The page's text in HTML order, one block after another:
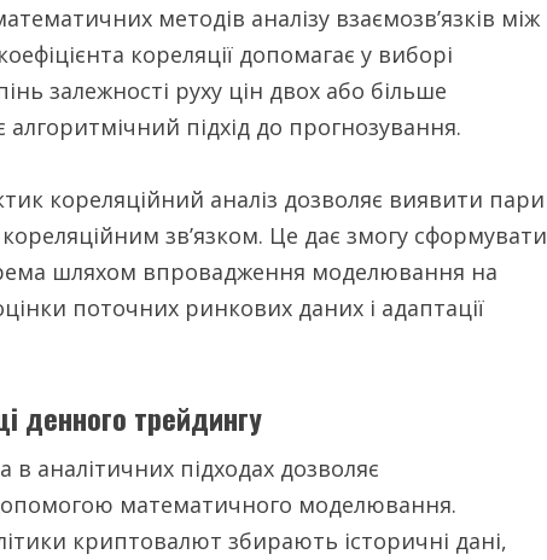
методів аналізу взаємозв’язків між
кореляції допомагає у виборі
залежності руху цін двох або більше
підхід до прогнозування.
кореляційний аналіз дозволяє виявити пари
зв’язком. Це дає змогу сформувати
шляхом впровадження моделювання на
поточних ринкових даних і адаптації
денного трейдингу
в аналітичних підходах дозволяє
математичного моделювання.
криптовалют збирають історичні дані,